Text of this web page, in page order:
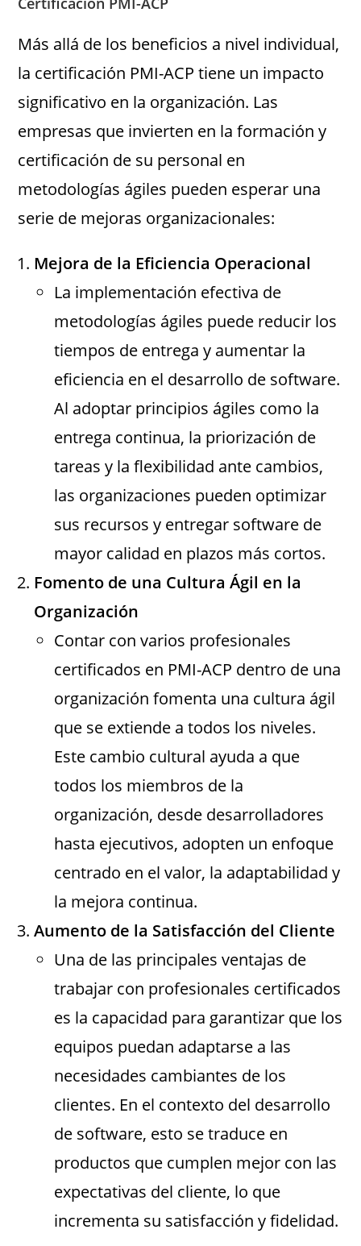
Más allá de los beneficios a nivel individual,
la certificación PMI-ACP tiene un impacto
significativo en la organización. Las
empresas que invierten en la formación y
certificación de su personal en
metodologías ágiles pueden esperar una
serie de mejoras organizacionales:
Mejora de la Eficiencia Operacional
La implementación efectiva de
metodologías ágiles puede reducir los
tiempos de entrega y aumentar la
eficiencia en el desarrollo de software.
Al adoptar principios ágiles como la
entrega continua, la priorización de
tareas y la flexibilidad ante cambios,
las organizaciones pueden optimizar
sus recursos y entregar software de
mayor calidad en plazos más cortos.
Fomento de una Cultura Ágil en la
Organización
Contar con varios profesionales
certificados en PMI-ACP dentro de una
organización fomenta una cultura ágil
que se extiende a todos los niveles.
Este cambio cultural ayuda a que
todos los miembros de la
organización, desde desarrolladores
hasta ejecutivos, adopten un enfoque
centrado en el valor, la adaptabilidad y
la mejora continua.
Aumento de la Satisfacción del Cliente
Una de las principales ventajas de
trabajar con profesionales certificados
es la capacidad para garantizar que los
equipos puedan adaptarse a las
necesidades cambiantes de los
clientes. En el contexto del desarrollo
de software, esto se traduce en
productos que cumplen mejor con las
expectativas del cliente, lo que
incrementa su satisfacción y fidelidad.